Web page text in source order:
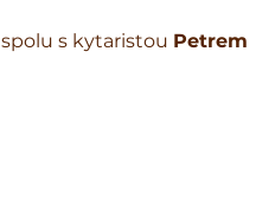
spolu s kytaristou Petrem